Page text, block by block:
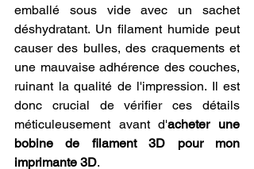
emballé sous vide avec un sachet
déshydratant. Un filament humide peut
causer des bulles, des craquements et
une mauvaise adhérence des couches,
ruinant la qualité de l'impression. Il est
donc crucial de vérifier ces détails
méticuleusement avant d'acheter une
bobine de filament 3D pour mon
imprimante 3D.